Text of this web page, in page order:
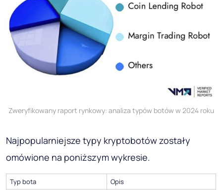
Zweryfikowany raport rynkowy: analiza typów botów w 2024 roku
Najpopularniejsze typy kryptobotów zostały
omówione na poniższym wykresie.
Typ bota Opis